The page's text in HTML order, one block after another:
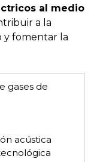
al medio
a la
y fomentar la
gases de
acústica